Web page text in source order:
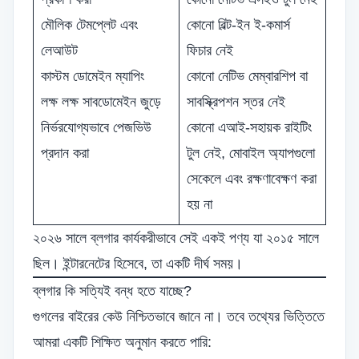
মৌলিক টেমপ্লেট এবং
লেআউট
কাস্টম ডোমেইন ম্যাপিং
লক্ষ লক্ষ সাবডোমেইন জুড়ে
নির্ভরযোগ্যভাবে পেজভিউ
প্রদান করা
কোনো বিল্ট-ইন ই-কমার্স
ফিচার নেই
কোনো নেটিভ মেম্বারশিপ বা
সাবস্ক্রিপশন স্তর নেই
কোনো এআই-সহায়ক রাইটিং
টুল নেই, মোবাইল অ্যাপগুলো
সেকেলে এবং রক্ষণাবেক্ষণ করা
হয় না
২০২৬ সালে ব্লগার কার্যকরীভাবে সেই একই পণ্য যা ২০১৫ সালে
ছিল। ইন্টারনেটের হিসেবে, তা একটি দীর্ঘ সময়।
ব্লগার কি সত্যিই বন্ধ হতে যাচ্ছে?
গুগলের বাইরের কেউ নিশ্চিতভাবে জানে না। তবে তথ্যের ভিত্তিতে
আমরা একটি শিক্ষিত অনুমান করতে পারি: